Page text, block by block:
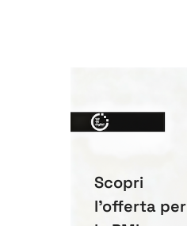
Scopri
l'offerta per